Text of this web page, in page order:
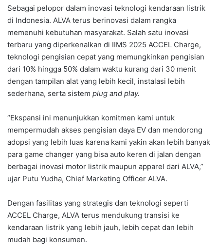
Sebagai pelopor dalam inovasi teknologi kendaraan listrik
di Indonesia. ALVA terus berinovasi dalam rangka
memenuhi kebutuhan masyarakat. Salah satu inovasi
terbaru yang diperkenalkan di IIMS 2025 ACCEL Charge,
teknologi pengisian cepat yang memungkinkan pengisian
dari 10% hingga 50% dalam waktu kurang dari 30 menit
dengan tampilan alat yang lebih kecil, instalasi lebih
sederhana, serta sistem plug and play.
“Ekspansi ini menunjukkan komitmen kami untuk
mempermudah akses pengisian daya EV dan mendorong
adopsi yang lebih luas karena kami yakin akan lebih banyak
para game changer yang bisa auto keren di jalan dengan
berbagai inovasi motor listrik maupun apparel dari ALVA,”
ujar Putu Yudha, Chief Marketing Officer ALVA.
Dengan fasilitas yang strategis dan teknologi seperti
ACCEL Charge, ALVA terus mendukung transisi ke
kendaraan listrik yang lebih jauh, lebih cepat dan lebih
mudah bagi konsumen.